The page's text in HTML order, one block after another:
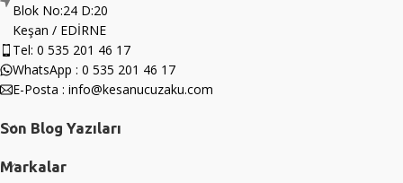
Blok No:24 D:20
Keşan / EDİRNE
Tel: 0 535 201 46 17
WhatsApp : 0 535 201 46 17
E-Posta : info@kesanucuzaku.com
Son Blog Yazıları
Markalar